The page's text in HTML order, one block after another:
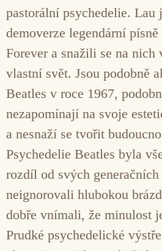
pastorální psychedelie. Lau
demoverze legendární
Forever a snažili se na nich
vlastní svět. Jsou podobně
Beatles v roce 1967,
nezapomínají na svoje
a nesnaží se tvořit
Psychedelie Beatles byla
rozdíl od svých
neignorovali hlubokou
dobře vnímali, že minulost
Prudké psychedelické